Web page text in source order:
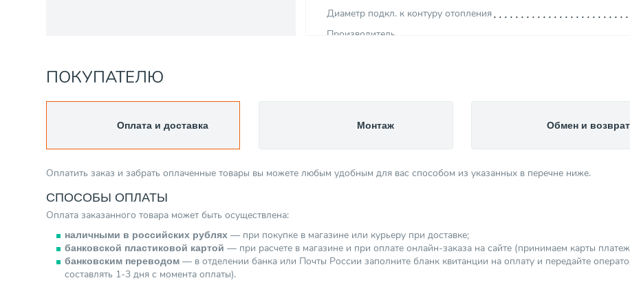
Диаметр подкл. к контуру отопления
Производитель
Ширина (мм)
Тип дымохода
Способ монтажа
ПОКУПАТЕЛЮ
Оплата и доставка
Оплатить заказ и забрать оплаченные товары вы можете любым удобным для вас способом из указанных в перечне ниже.
СПОСОБЫ ОПЛАТЫ
Оплата заказанного товара может быть осуществлена:
наличными в российских рублях — при покупке в магазине или курьеру при доставке;
банковской пластиковой картой — при расчете в магазине и при оплате онлайн-заказа на сайте (принимаем карты
банковским переводом — в отделении банка или Почты России заполните бланк квитанции на оплату и передайте
составлять 1-3 дня с момента оплаты).
Монтаж Обмен и возврат